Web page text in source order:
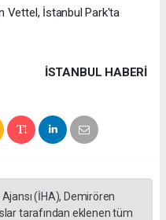
Vettel, İstanbul Park'ta
İSTANBUL HABERİ
(İHA), Demirören
tarafından eklenen tüm